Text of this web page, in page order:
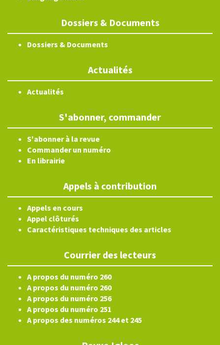
Dossiers & Documents
Dossiers & Documents
Actualités
Actualités
S'abonner, commander
S'abonner à la revue
Commander un numéro
En librairie
Appels à contribution
Appels en cours
Appel clôturés
Caractéristiques techniques des articles
Courrier des lecteurs
A propos du numéro 260
A propos du numéro 260
A propos du numéro 256
A propos du numéro 251
A propos des numéros 244 et 245